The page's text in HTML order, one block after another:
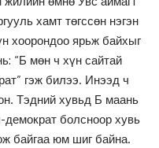
хамт төгссөн нэгэн
хоорондоо ярьж байхыг
“Б мөн ч хүн сайтай
гэж билээ. Инээд ч
Тэдний хувьд Б маань
болсноор хувь
байгаа юм шиг байна.